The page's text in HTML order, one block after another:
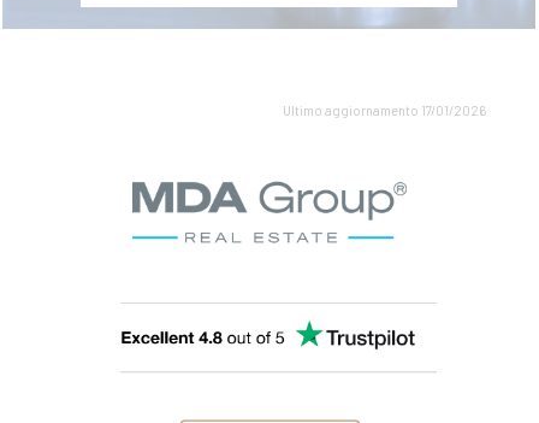
Ultimo aggiornamento 17/01/2026